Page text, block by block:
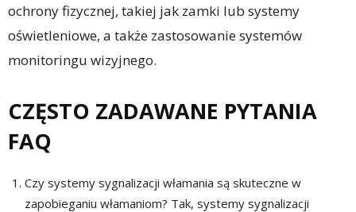
ochrony fizycznej, takiej jak zamki lub systemy
oświetleniowe, a także zastosowanie systemów
monitoringu wizyjnego.
CZĘSTO ZADAWANE PYTANIA
FAQ
Czy systemy sygnalizacji włamania są skuteczne w
zapobieganiu włamaniom? Tak, systemy sygnalizacji